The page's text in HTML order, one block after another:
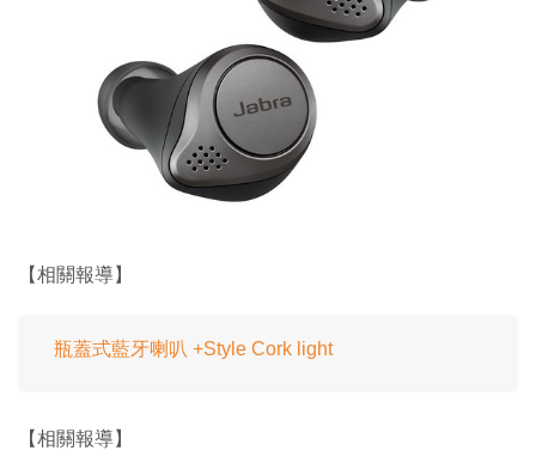
【相關報導】
瓶蓋式藍牙喇叭 +Style Cork light
【相關報導】